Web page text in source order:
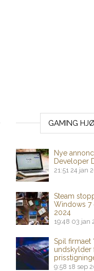
GAMING
Nye
Developer
21:51 24 jan
Steam
​​Windows 7
2024
19:48 03 jan
Spil firmaet
undskylder
9:58 18 sep